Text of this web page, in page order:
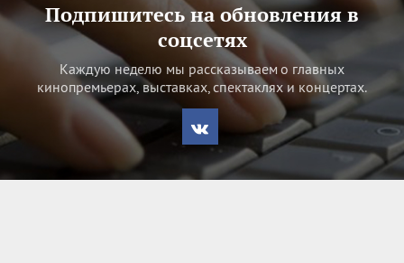
Подпишитесь на обновления в
соцсетях
Каждую неделю мы рассказываем о главных
кинопремьерах, выставках, спектаклях и концертах.